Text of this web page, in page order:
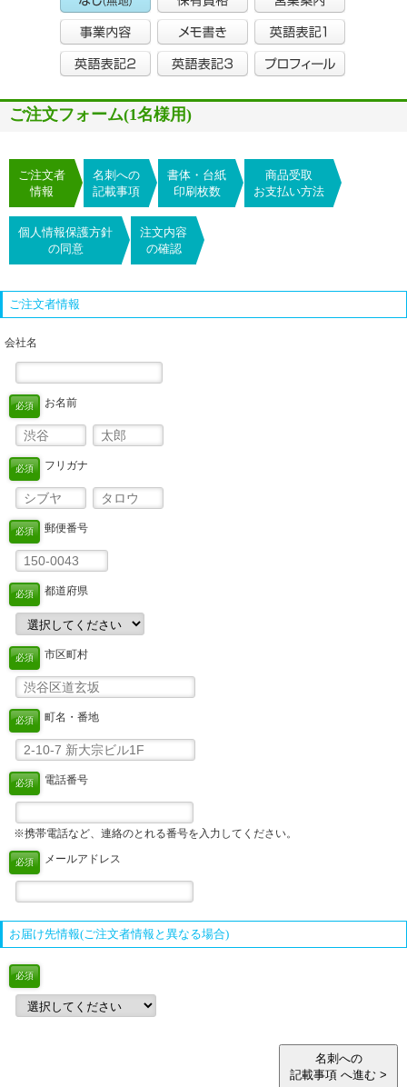
ご注文フォーム(1名様用)
ご注文者
情報
名刺への
記載事項
書体・台紙
印刷枚数
商品受取
お支払い方法
個人情報保護方針
の同意
注文内容
の確認
ご注文者情報
会社名
必須 お名前
必須 フリガナ
必須 郵便番号
必須 都道府県
必須 市区町村
必須 町名・番地
必須 電話番号
※携帯電話など、連絡のとれる番号を入力してください。
必須 メールアドレス
お届け先情報(ご注文者情報と異なる場合)
必須
名刺への
記載事項 へ進む >